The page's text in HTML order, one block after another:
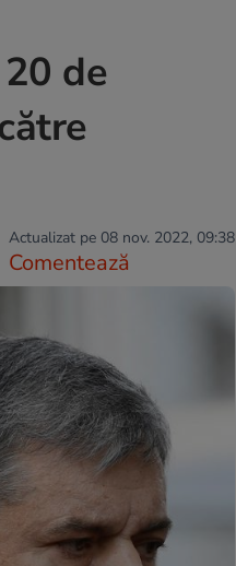
de
Actualizat pe 08 nov. 2022, 09:38
Comentează